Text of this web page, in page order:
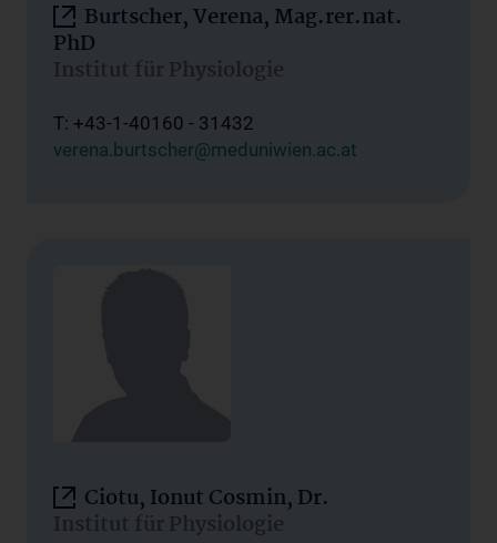
Burtscher, Verena, Mag.rer.nat.
PhD
Institut für Physiologie
T: +43-1-40160 - 31432
verena.burtscher@meduniwien.ac.at
Ciotu, Ionut Cosmin, Dr.
Institut für Physiologie